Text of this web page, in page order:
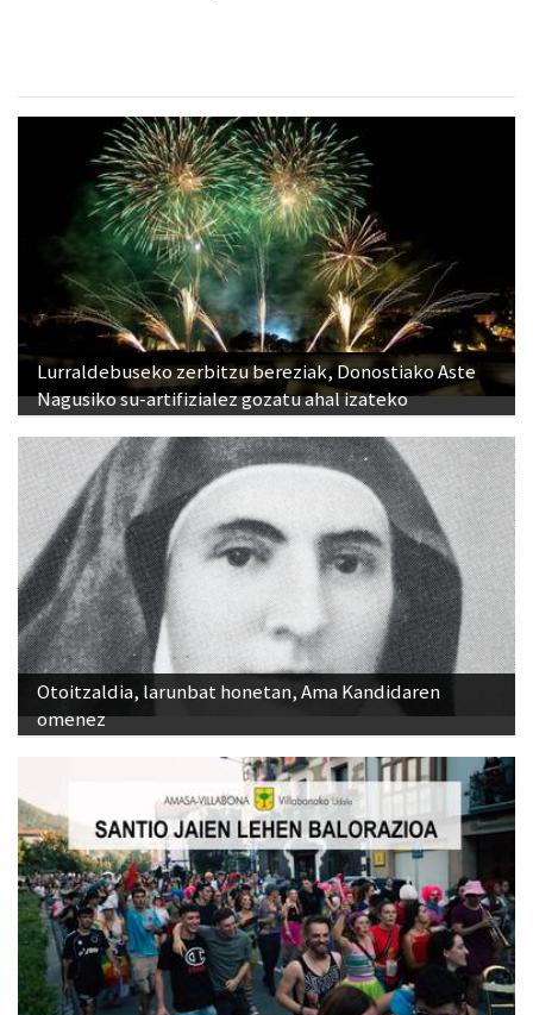
Lurraldebuseko zerbitzu bereziak, Donostiako Aste
Nagusiko su-artifizialez gozatu ahal izateko
Otoitzaldia, larunbat honetan, Ama Kandidaren
omenez